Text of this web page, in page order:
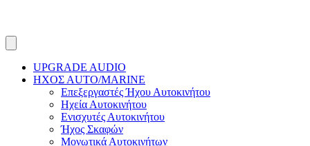
UPGRADE AUDIO
ΗΧΟΣ ΑUTO/MARINE
Επεξεργαστές Ήχου Αυτοκινήτου
Ηχεία Αυτοκινήτου
Ενισχυτές Αυτοκινήτου
Ήχος Σκαφών
Μονωτικά Αυτοκινήτων